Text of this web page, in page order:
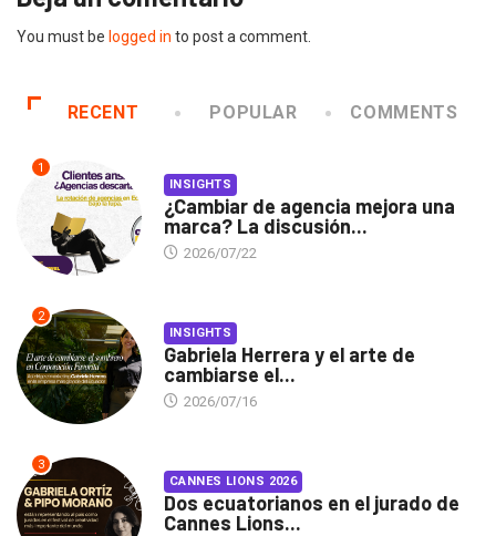
You must be logged in to post a comment.
RECENT POPULAR COMMENTS
1
INSIGHTS
¿Cambiar de agencia mejora una
marca? La discusión...
2026/07/22
2
INSIGHTS
Gabriela Herrera y el arte de
cambiarse el...
2026/07/16
3
CANNES LIONS 2026
Dos ecuatorianos en el jurado de
Cannes Lions...